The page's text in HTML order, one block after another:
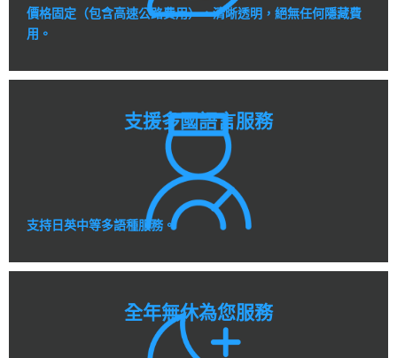
價格固定（包含高速公路費用），清晰透明，絕無任何隱藏費
用。
支援多國語言服務
支持日英中等多語種服務。
全年無休為您服務